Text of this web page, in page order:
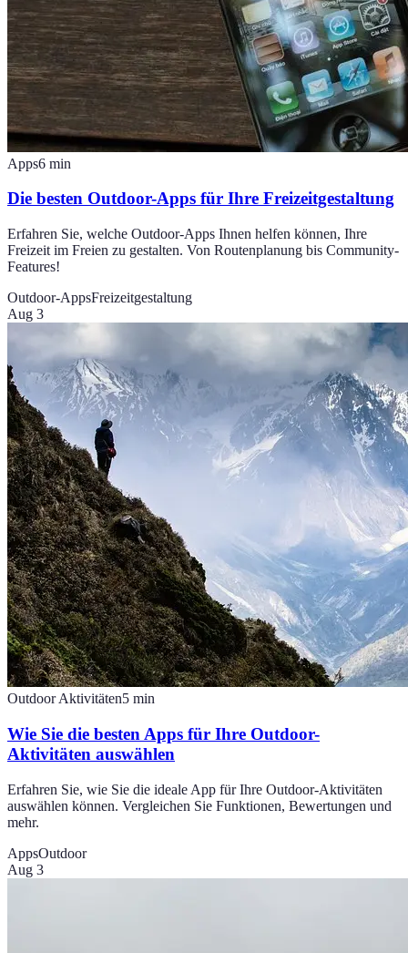
Apps6 min
Die besten Outdoor-Apps für Ihre Freizeitgestaltung
Erfahren Sie, welche Outdoor-Apps Ihnen helfen können, Ihre
Freizeit im Freien zu gestalten. Von Routenplanung bis Community-
Features!
Outdoor-AppsFreizeitgestaltung
Aug 3
Outdoor Aktivitäten5 min
Wie Sie die besten Apps für Ihre Outdoor-
Aktivitäten auswählen
Erfahren Sie, wie Sie die ideale App für Ihre Outdoor-Aktivitäten
auswählen können. Vergleichen Sie Funktionen, Bewertungen und
mehr.
AppsOutdoor
Aug 3